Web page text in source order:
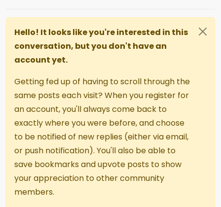
Hello! It looks like you're interested in this
conversation, but you don't have an
account yet.
Getting fed up of having to scroll through the
same posts each visit? When you register for
an account, you'll always come back to
exactly where you were before, and choose
to be notified of new replies (either via email,
or push notification). You'll also be able to
save bookmarks and upvote posts to show
your appreciation to other community
members.